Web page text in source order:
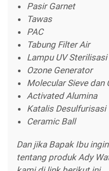
Pasir Garnet
Tawas
PAC
Tabung Filter Air
Lampu UV Sterilisasi
Ozone Generator
Molecular Sieve dan
Activated Alumina
Katalis Desulfurisasi
Ceramic Ball
Dan jika Bapak Ibu
tentang produk Ady